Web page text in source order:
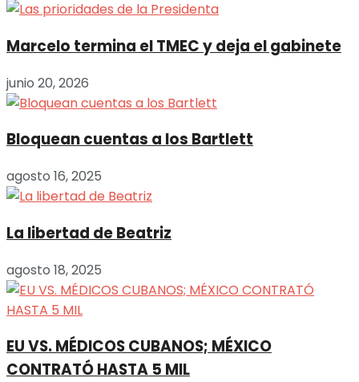
Marcelo termina el TMEC y deja el gabinete
junio 20, 2026
Bloquean cuentas a los Bartlett
agosto 16, 2025
La libertad de Beatriz
agosto 18, 2025
EU VS. MÉDICOS CUBANOS; MÉXICO
CONTRATÓ HASTA 5 MIL